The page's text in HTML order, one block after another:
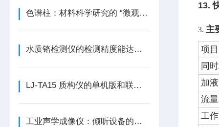
色谱柱：材料科学研究的 “微观探测器”
水质铬检测仪的检测精度能达到多少？
LJ-TA15 质构仪的单机版和联机版有哪些核心差异？
工业声学成像仪：倾听设备的细微“诉说”
13.
3. 主
项目
同
加
流
工